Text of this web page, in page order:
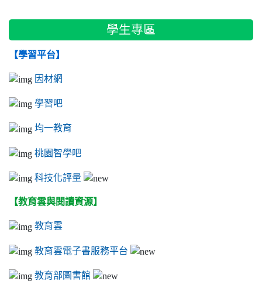
學生專區
【學習平台】
因材網
學習吧
均一教育
桃園智學吧
科技化評量
【教育雲與閱讀資源】
教育雲
教育雲電子書服務平台
教育部圖書館